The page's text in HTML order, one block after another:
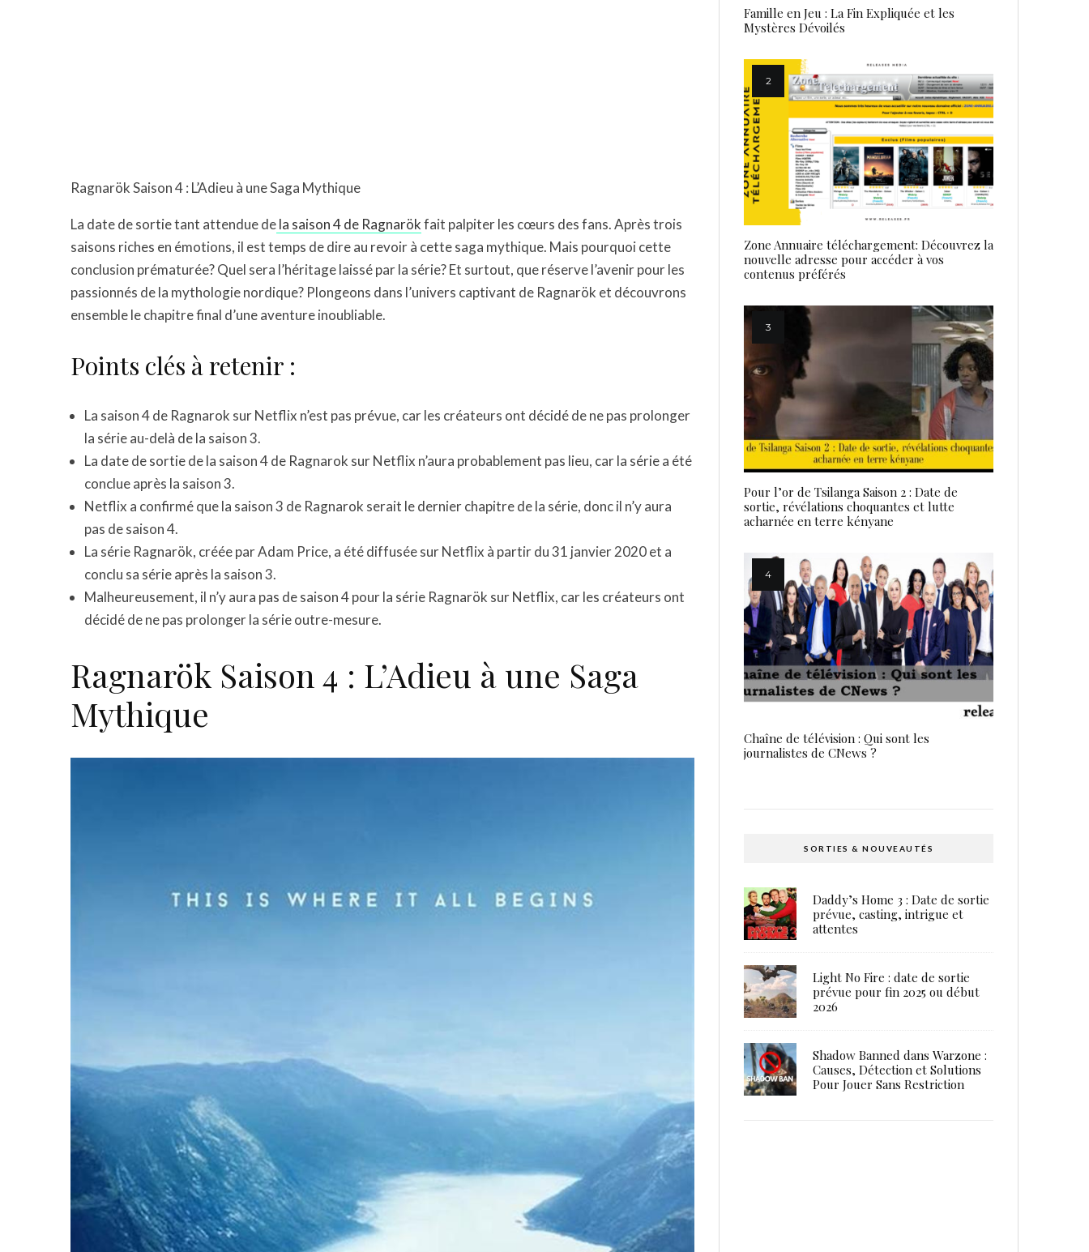
Ragnarök Saison 4 : L’Adieu à une Saga Mythique
La date de sortie tant attendue dela saison 4 de Ragnarökfait palpiter les cœurs des fans. Après trois
saisons riches en émotions, il est temps de dire au revoir à cette saga mythique. Mais pourquoi cette
conclusion prématurée? Quel sera l’héritage laissé par la série? Et surtout, que réserve l’avenir pour les
passionnés de la mythologie nordique? Plongeons dans l’univers captivant de Ragnarök et découvrons
ensemble le chapitre final d’une aventure inoubliable.
Points clés à retenir :
La saison 4 de Ragnarok sur Netflix n’est pas prévue, car les créateurs ont décidé de ne pas prolonger
la série au-delà de la saison 3.
La date de sortie de la saison 4 de Ragnarok sur Netflix n’aura probablement pas lieu, car la série a été
conclue après la saison 3.
Netflix a confirmé que la saison 3 de Ragnarok serait le dernier chapitre de la série, donc il n’y aura
pas de saison 4.
La série Ragnarök, créée par Adam Price, a été diffusée sur Netflix à partir du 31 janvier 2020 et a
conclu sa série après la saison 3.
Malheureusement, il n’y aura pas de saison 4 pour la série Ragnarök sur Netflix, car les créateurs ont
décidé de ne pas prolonger la série outre-mesure.
Ragnarök Saison 4 : L’Adieu à une Saga
Mythique
Famille en Jeu : La Fin Expliquée et les
Mystères Dévoilés
Zone Annuaire téléchargement: Découvrez la
nouvelle adresse pour accéder à vos
contenus préférés
Pour l’or de Tsilanga Saison 2 : Date de
sortie, révélations choquantes et lutte
acharnée en terre kényane
Chaîne de télévision : Qui sont les
journalistes de CNews ?
SORTIES & NOUVEAUTÉS
Daddy’s Home 3 : Date de sortie
prévue, casting, intrigue et
attentes
Light No Fire : date de sortie
prévue pour fin 2025 ou début
2026
Shadow Banned dans Warzone :
Causes, Détection et Solutions
Pour Jouer Sans Restriction